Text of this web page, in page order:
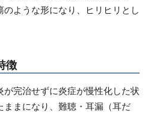
ような形になり、ヒリヒリとし
徴
完治せずに炎症が慢性化した状
まになり、難聴・耳漏（耳だ